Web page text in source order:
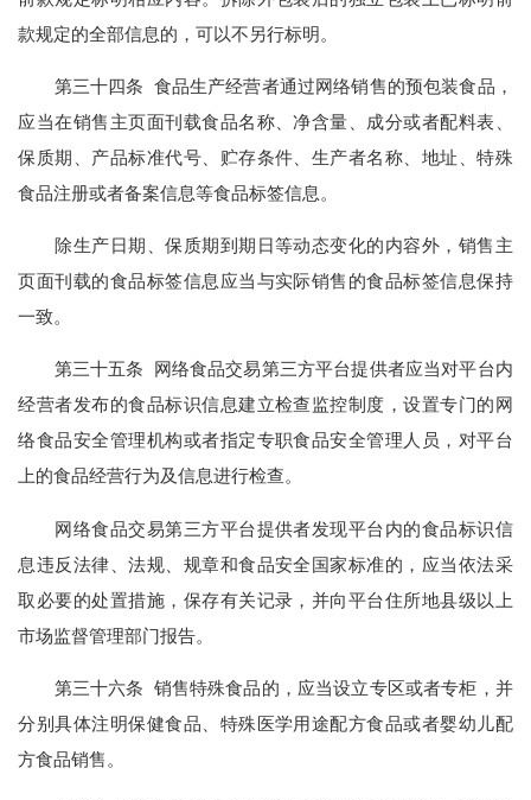
款规定的全部信息的，可以不另行标明。
第三十四条 食品生产经营者通过网络销售的预包装食品，
应当在销售主页面刊载食品名称、净含量、成分或者配料表、
保质期、产品标准代号、贮存条件、生产者名称、地址、特殊
食品注册或者备案信息等食品标签信息。
除生产日期、保质期到期日等动态变化的内容外，销售主
页面刊载的食品标签信息应当与实际销售的食品标签信息保持
一致。
第三十五条 网络食品交易第三方平台提供者应当对平台内
经营者发布的食品标识信息建立检查监控制度，设置专门的网
络食品安全管理机构或者指定专职食品安全管理人员，对平台
上的食品经营行为及信息进行检查。
网络食品交易第三方平台提供者发现平台内的食品标识信
息违反法律、法规、规章和食品安全国家标准的，应当依法采
取必要的处置措施，保存有关记录，并向平台住所地县级以上
市场监督管理部门报告。
第三十六条 销售特殊食品的，应当设立专区或者专柜，并
分别具体注明保健食品、特殊医学用途配方食品或者婴幼儿配
方食品销售。